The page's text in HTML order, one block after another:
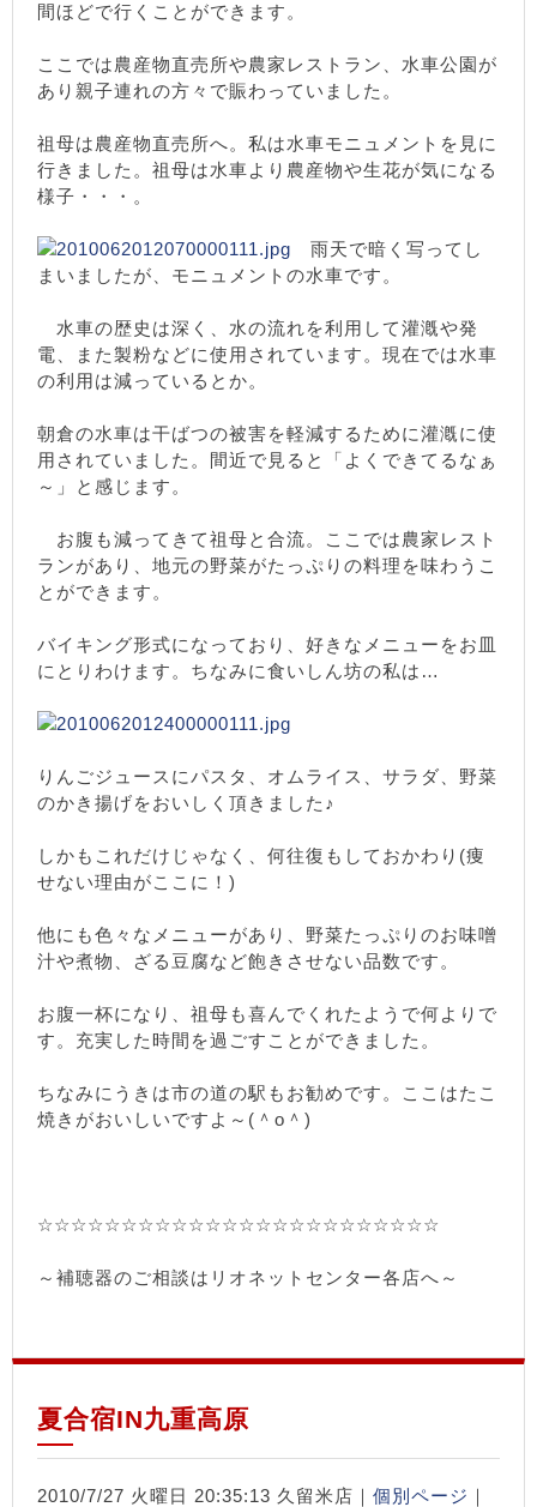
間ほどで行くことができます。
ここでは農産物直売所や農家レストラン、水車公園が
あり親子連れの方々で賑わっていました。
祖母は農産物直売所へ。私は水車モニュメントを見に
行きました。祖母は水車より農産物や生花が気になる
様子・・・。
雨天で暗く写ってし
まいましたが、モニュメントの水車です。
水車の歴史は深く、水の流れを利用して灌漑や発
電、また製粉などに使用されています。現在では水車
の利用は減っているとか。
朝倉の水車は干ばつの被害を軽減するために灌漑に使
用されていました。間近で見ると「よくできてるなぁ
～」と感じます。
お腹も減ってきて祖母と合流。ここでは農家レスト
ランがあり、地元の野菜がたっぷりの料理を味わうこ
とができます。
バイキング形式になっており、好きなメニューをお皿
にとりわけます。ちなみに食いしん坊の私は…
りんごジュースにパスタ、オムライス、サラダ、野菜
のかき揚げをおいしく頂きました♪
しかもこれだけじゃなく、何往復もしておかわり(痩
せない理由がここに！)
他にも色々なメニューがあり、野菜たっぷりのお味噌
汁や煮物、ざる豆腐など飽きさせない品数です。
お腹一杯になり、祖母も喜んでくれたようで何よりで
す。充実した時間を過ごすことができました。
ちなみにうきは市の道の駅もお勧めです。ここはたこ
焼きがおいしいですよ～(＾o＾)
☆☆☆☆☆☆☆☆☆☆☆☆☆☆☆☆☆☆☆☆☆☆☆☆
～補聴器のご相談はリオネットセンター各店へ～
夏合宿IN九重高原
2010/7/27 火曜日 20:35:13 久留米店｜ 個別ページ ｜